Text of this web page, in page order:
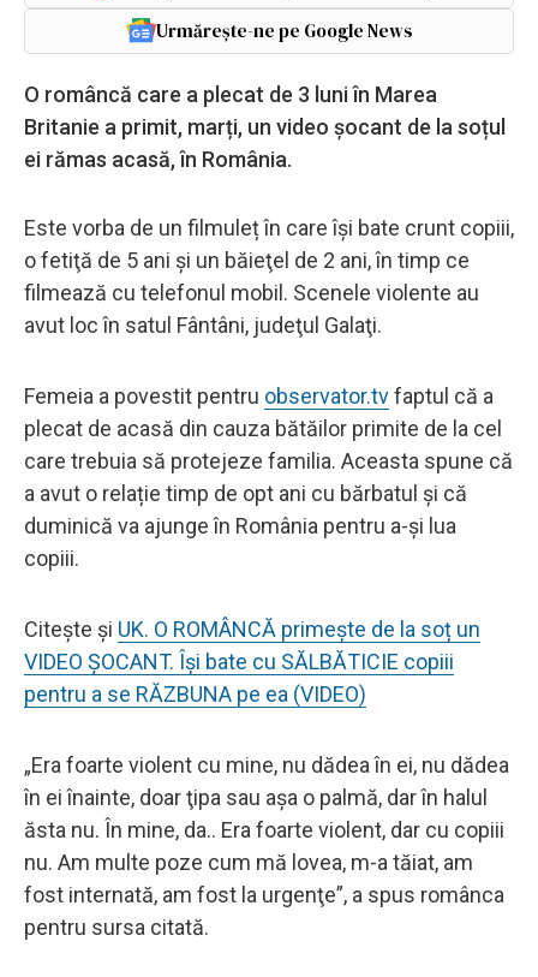
Urmărește-ne pe Google News
O româncă care a plecat de 3 luni în Marea
Britanie a primit, marți, un video șocant de la soțul
ei rămas acasă, în România.
Este vorba de un filmuleț în care îşi bate crunt copiii,
o fetiţă de 5 ani şi un băieţel de 2 ani, în timp ce
filmează cu telefonul mobil. Scenele violente au
avut loc în satul Fântâni, judeţul Galaţi.
Femeia a povestit pentru observator.tvfaptul că a
plecat de acasă din cauza bătăilor primite de la cel
care trebuia să protejeze familia. Aceasta spune că
a avut o relație timp de opt ani cu bărbatul și că
duminică va ajunge în România pentru a-și lua
copiii.
Citește și UK. O ROMÂNCĂ primește de la soț un
VIDEO ȘOCANT. Își bate cu SĂLBĂTICIE copiii
pentru a se RĂZBUNA pe ea (VIDEO)
„Era foarte violent cu mine, nu dădea în ei, nu dădea
în ei înainte, doar ţipa sau aşa o palmă, dar în halul
ăsta nu. În mine, da.. Era foarte violent, dar cu copiii
nu. Am multe poze cum mă lovea, m-a tăiat, am
fost internată, am fost la urgenţe”, a spus românca
pentru sursa citată.